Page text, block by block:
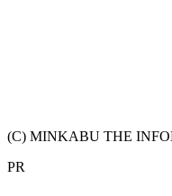
(C) MINKABU THE
PR